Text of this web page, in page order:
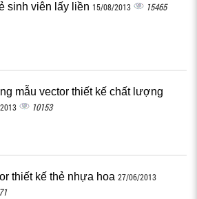
sinh viên lấy liền 15/08/2013 15465
mẫu vector thiết kế chất lượng
10153
thiết kế thẻ nhựa hoa 27/06/2013